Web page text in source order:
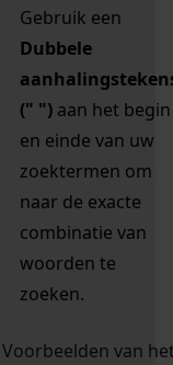
Gebruik een
Dubbele
(" ") aan het begin
en einde van uw
zoektermen om
naar de exacte
combinatie van
woorden te
zoeken.
Voorbeelden van